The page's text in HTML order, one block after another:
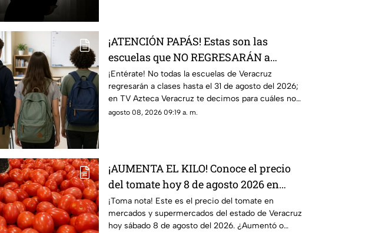
¡ATENCIÓN PAPÁS! Estas son las
escuelas que NO REGRESARÁN a
CLASES este 31 de agosto 2026 en
Veracruz
¡Entérate! No todas la escuelas de Veracruz
regresarán a clases hasta el 31 de agosto del 2026;
en TV Azteca Veracruz te decimos para cuáles no
aplicará.
agosto 08, 2026 09:19 a. m.
¡AUMENTA EL KILO! Conoce el precio
del tomate hoy 8 de agosto 2026 en
Veracruz
¡Toma nota! Este es el precio del tomate en
mercados y supermercados del estado de Veracruz
hoy sábado 8 de agosto del 2026. ¿Aumentó o